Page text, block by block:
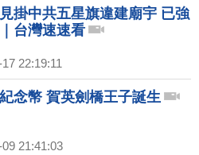
掛中共五星旗違建廟宇 已強
台灣速速看
22:19:11
念幣 賀英劍橋王子誕生
21:41:03